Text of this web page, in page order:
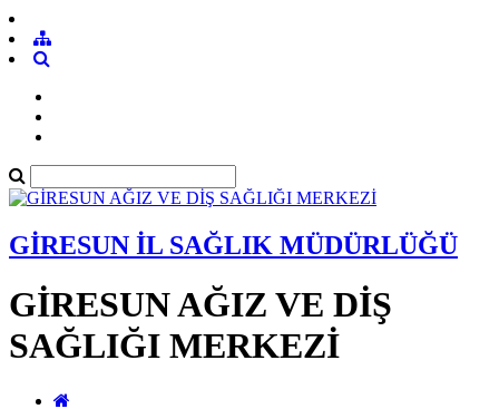
GİRESUN İL SAĞLIK MÜDÜRLÜĞÜ
GİRESUN AĞIZ VE DİŞ
SAĞLIĞI MERKEZİ